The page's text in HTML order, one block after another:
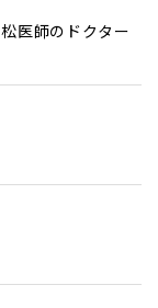
医師のドクター